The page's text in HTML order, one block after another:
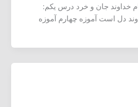
خداوند جان و خرد درس یکم:
دل است آموزه چهارم آموزه